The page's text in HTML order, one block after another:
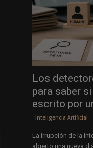
Los
para saber
escrito por
Inteligencia Artificial
La irrupción de la
abierto una nueva